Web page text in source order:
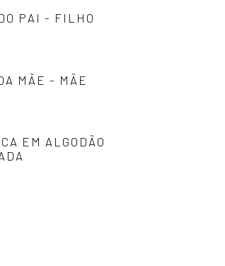
PAI - FILHO
MÃE - MÃE
EM ALGODÃO